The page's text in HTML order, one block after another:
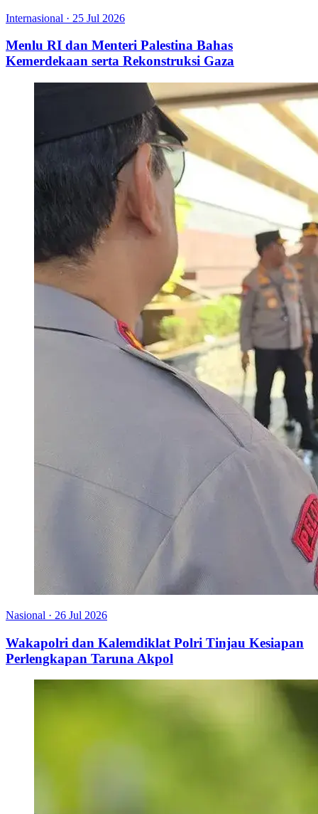
Internasional · 25 Jul 2026
Menlu RI dan Menteri Palestina Bahas
Kemerdekaan serta Rekonstruksi Gaza
Nasional · 26 Jul 2026
Wakapolri dan Kalemdiklat Polri Tinjau Kesiapan
Perlengkapan Taruna Akpol